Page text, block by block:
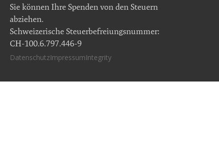
Sie können Ihre Spenden von den Steuern
abziehen.
Schweizerische Steuerbefreiungsnummer:
CH-100.6.797.446-9
DatenschutzImpressumIntegrity